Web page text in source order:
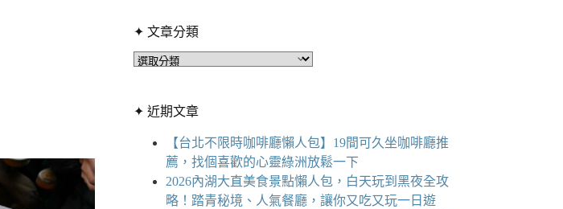
到
符
件
✦ 文章分類
✦
分
✦ 近期文章
【台北不限時咖啡廳懶人包】19間可久坐咖啡廳推
薦，找個喜歡的心靈綠洲放鬆一下
2026內湖大直美食景點懶人包，白天玩到黑夜全攻
略！踏青秘境、人氣餐廳，讓你又吃又玩一日遊